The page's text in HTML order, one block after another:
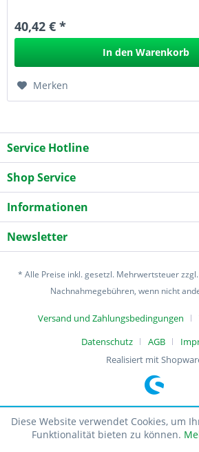
40,42 € *
In den Warenkorb
Merken
Service Hotline
Shop Service
Informationen
Newsletter
* Alle Preise inkl. gesetzl. Mehrwertsteuer zzgl.
Nachnahmegebühren, wenn nicht
Versand und Zahlungsbedingungen
Datenschutz
AGB
Realisiert mit
Diese Website verwendet Cookies, um
Funktionalität bieten zu können.